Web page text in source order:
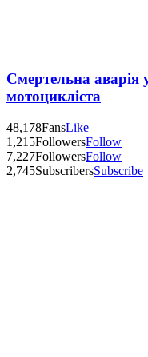
Смертельна аварія
мотоцикліста
48,178FansLike
1,215FollowersFollow
7,227FollowersFollow
2,745SubscribersSubscribe